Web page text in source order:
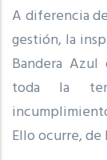
A diferencia
gestión, la
Bandera
toda la
Ello ocurre, de